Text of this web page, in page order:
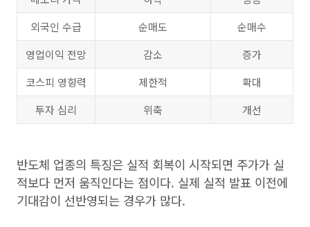
외국인 수급
순매도
순매수
영업이익 전망
감소
증가
코스피 영향력
제한적
확대
투자 심리
위축 개선
반도체 업종의 특징은 실적 회복이 시작되면 주가가 실
적보다 먼저 움직인다는 점이다. 실제 실적 발표 이전에
기대감이 선반영되는 경우가 많다.